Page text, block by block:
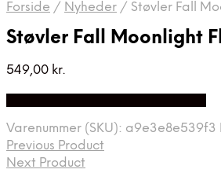
Forside / Nyheder / Støvler Fall
Støvler Fall Moonlight
549,00 kr.
Varenummer (SKU): a9e3e8e539f3
Previous Product
Next Product